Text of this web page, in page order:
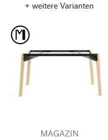
+ weitere Varianten
MAGAZIN